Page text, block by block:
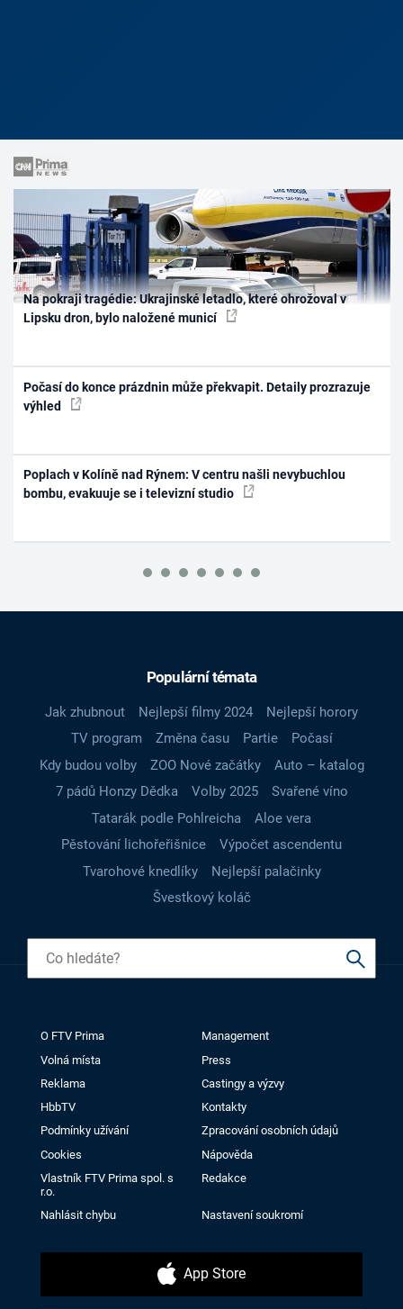
Na pokraji tragédie: Ukrajinské letadlo, které ohrožoval v
Lipsku dron, bylo naložené municí
Počasí do konce prázdnin může překvapit. Detaily prozrazuje
výhled
Poplach v Kolíně nad Rýnem: V centru našli nevybuchlou
bombu, evakuuje se i televizní studio
Populární témata
Jak zhubnout Nejlepší filmy 2024
Nejlepší horory
TV program
Změna času Partie
Počasí
Kdy budou volby
ZOO Nové začátky
Auto – katalog
7 pádů Honzy Dědka
Volby 2025
Svařené víno
Tatarák podle Pohlreicha
Aloe vera
Pěstování lichořeřišnice
Výpočet ascendentu
Tvarohové knedlíky
Nejlepší palačinky
Švestkový koláč
O FTV Prima
Management
Volná místa
Press
Reklama
Castingy a výzvy
HbbTV
Kontakty
Podmínky užívání
Zpracování osobních údajů
Cookies
Nápověda
Vlastník FTV Prima spol. s
r.o.
Redakce
Nahlásit chybu Nastavení soukromí
App Store